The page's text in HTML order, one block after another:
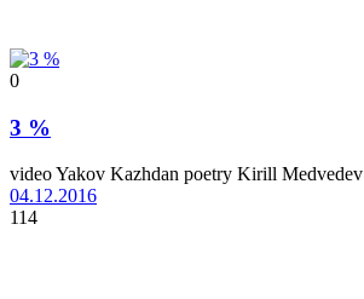
0
3 %
video Yakov Kazhdan poetry Kirill Medvedev
04.12.2016
114